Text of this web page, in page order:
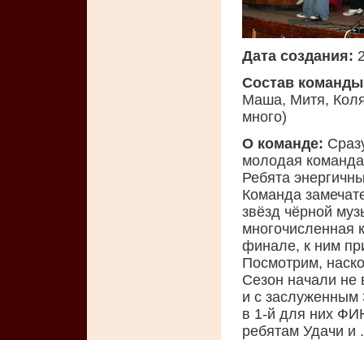
Дата создания:
Состав
Маша, Митя,
много)
О команде:
молодая
Ребята
Команда
звёзд чёрной
многочисленная
финале, к ним
Посмотрим,
Сезон начали не
и с заслуженным
в 1-й для них
ребятам Удачи и